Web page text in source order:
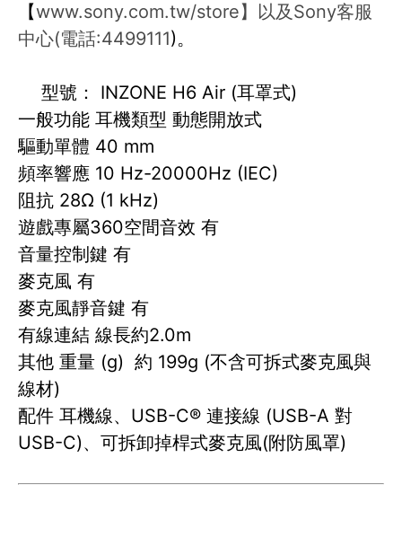
【www.sony.com.tw/store】以及Sony客服
中心(電話:4499111)。
型號： INZONE H6 Air (耳罩式)
一般功能 耳機類型 動態開放式
驅動單體 40 mm
頻率響應 10 Hz-20000Hz (IEC)
阻抗 28Ω (1 kHz)
遊戲專屬360空間音效 有
音量控制鍵 有
麥克風 有
麥克風靜音鍵 有
有線連結 線長約2.0m
其他 重量 (g) 約 199g (不含可拆式麥克風與
線材)
配件 耳機線、USB-C® 連接線 (USB-A 對
USB-C)、可拆卸掉桿式麥克風(附防風罩)